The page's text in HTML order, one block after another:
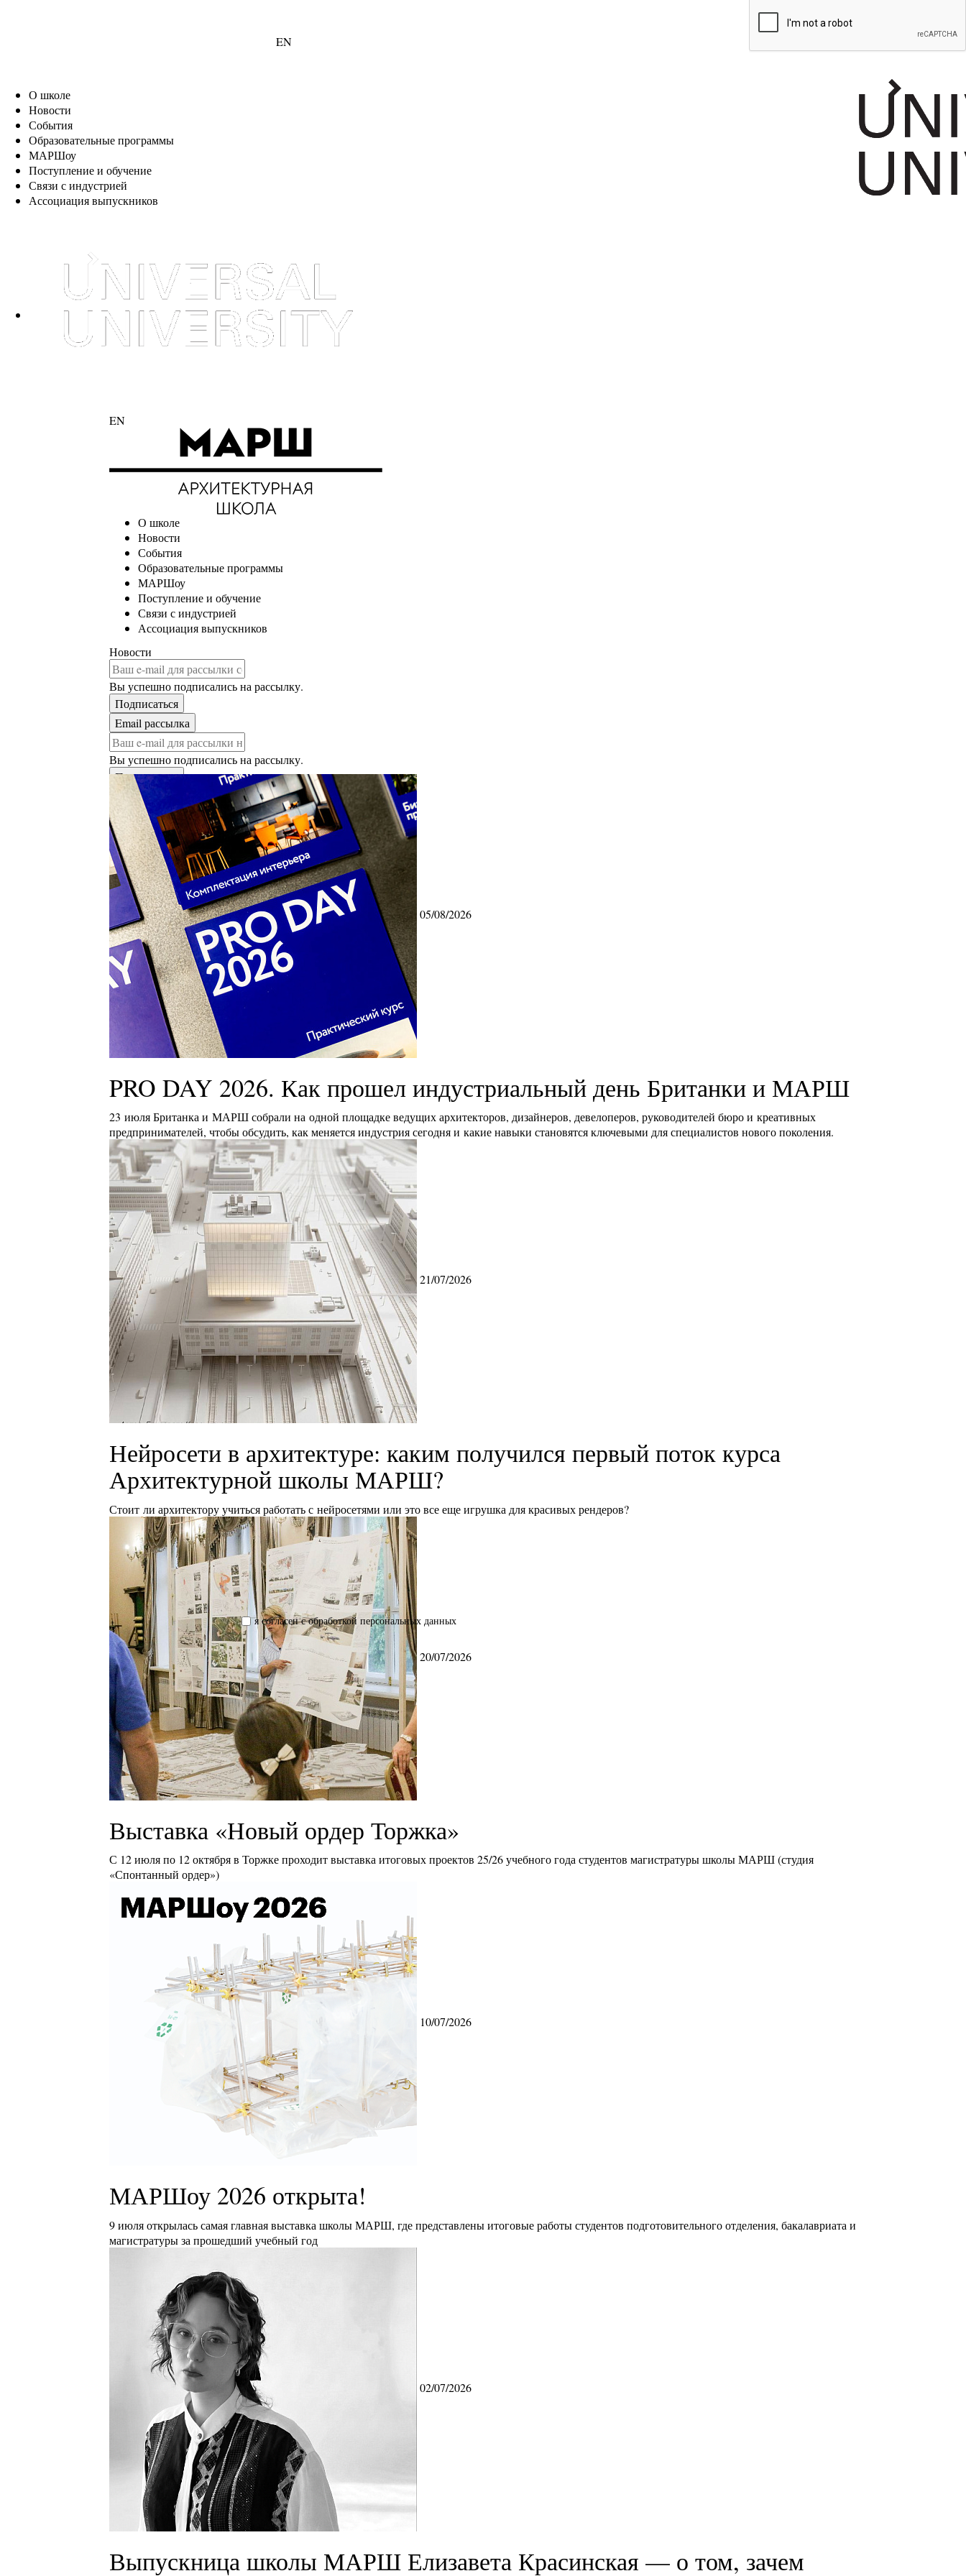
EN
О школе
Новости
События
Образовательные программы
МАРШоу
Поступление и обучение
Связи с индустрией
Ассоциация выпускников
EN
О школе
Новости
События
Образовательные программы
МАРШоу
Поступление и обучение
Связи с индустрией
Ассоциация выпускников
Новости
Вы успешно подписались на рассылку.
я согласен с обработкой персональных данных
Вы успешно подписались на рассылку.
05/08/2026
PRO DAY 2026. Как прошел индустриальный день Британки и МАРШ
23 июля Британка и МАРШ собрали на одной площадке ведущих архитекторов, дизайнеров, девелоперов, руководителей бюро и креативных
предпринимателей, чтобы обсудить, как меняется индустрия сегодня и какие навыки становятся ключевыми для специалистов нового поколения.
21/07/2026
Нейросети в архитектуре: каким получился первый поток курса
Архитектурной школы МАРШ?
Стоит ли архитектору учиться работать с нейросетями или это все еще игрушка для красивых рендеров?
20/07/2026
Выставка «Новый ордер Торжка»
С 12 июля по 12 октября в Торжке проходит выставка итоговых проектов 25/26 учебного года студентов магистратуры школы МАРШ (студия
«Спонтанный ордер»)
10/07/2026
МАРШоу 2026 открыта!
9 июля открылась самая главная выставка школы МАРШ, где представлены итоговые работы студентов подготовительного отделения, бакалавриата и
магистратуры за прошедший учебный год
02/07/2026
Выпускница школы МАРШ Елизавета Красинская — о том, зачем